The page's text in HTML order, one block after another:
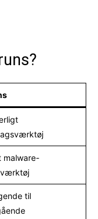
malware-
til